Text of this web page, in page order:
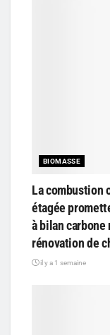
BIOMASSE
La combustion
étagée
à bilan
rénovation de
il y a 1 semaine